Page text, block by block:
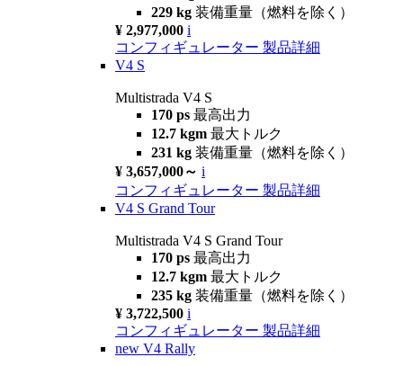
229 kg 装備重量（燃料を除く）
¥ 2,977,000 i
コンフィギュレーター 製品詳細
V4 S
Multistrada V4 S
170 ps 最高出力
12.7 kgm 最大トルク
231 kg 装備重量（燃料を除く）
¥ 3,657,000～ i
コンフィギュレーター 製品詳細
V4 S Grand Tour
Multistrada V4 S Grand Tour
170 ps 最高出力
12.7 kgm 最大トルク
235 kg 装備重量（燃料を除く）
¥ 3,722,500 i
コンフィギュレーター 製品詳細
new V4 Rally